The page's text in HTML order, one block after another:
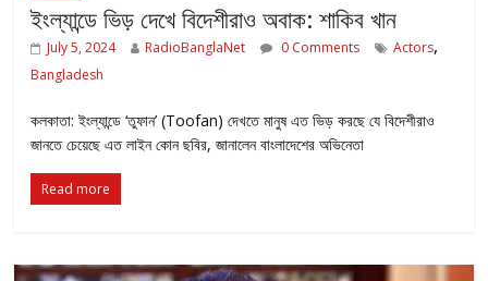
ইংল্যান্ডে ভিড় দেখে বিদেশীরাও অবাক: শাকিব খান
July 5, 2024 RadioBanglaNet 0 Comments Actors,
Bangladesh
কলকাতা: ইংল্যান্ডে ‘তুফান’ (Toofan) দেখতে মানুষ এত ভিড় করছে যে বিদেশীরাও
জানতে চেয়েছে এত লাইন কোন ছবির, জানালেন বাংলাদেশের অভিনেতা
Read more